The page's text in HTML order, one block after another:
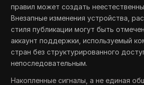
правил может создать
Внезапные изменения устройства,
стиля публикации могут быть
аккаунт поддержки, используемый
стран без структурированного
непоследовательным.
Накопленные сигналы, а не единая